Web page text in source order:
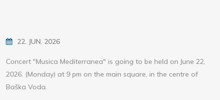
22. JUN. 2026
Concert "Musica Mediterranea" is going to be held on June 22,
2026. (Monday) at 9 pm on the main square, in the centre of
Baška Voda.